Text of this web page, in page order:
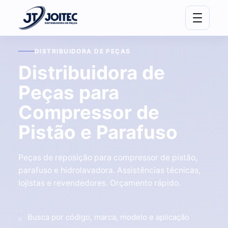
DISTRIBUIDORA DE PEÇAS
Distribuidora de
Peças para
Compressor de
Pistão e Parafuso
Peças de reposição para compressor de pistão,
parafuso e hidrolavadora. Assistências técnicas,
lojistas e revendedores. Orçamento rápido.
Busca por código, marca, modelo e aplicação